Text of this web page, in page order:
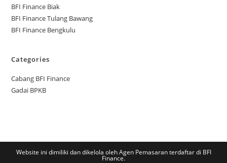
BFI Finance Biak
BFI Finance Tulang Bawang
BFI Finance Bengkulu
Categories
Cabang BFI Finance
Gadai BPKB
Website ini dimiliki dan dikelola oleh Agen Pemasaran terdaftar di BFI
Finance.